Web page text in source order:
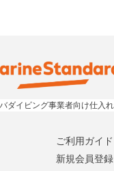
ご利用ガイド
新規会員登録